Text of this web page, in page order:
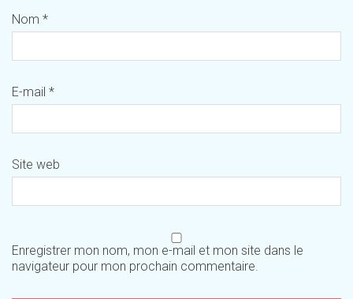
Nom *
E-mail *
Site web
Enregistrer mon nom, mon e-mail et mon site dans le
navigateur pour mon prochain commentaire.